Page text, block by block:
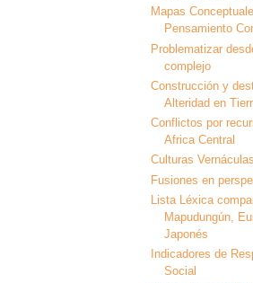
Mapas
Pensamiento
Problematizar
complejo
Construcción y
Alteridad en
Conflictos por
Africa Central
Culturas
Fusiones en
Lista Léxica
Mapudungún,
Japonés
Indicadores de
Social